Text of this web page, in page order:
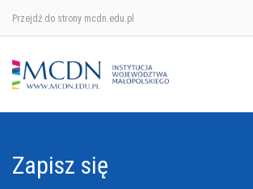
Przejdź do strony mcdn.edu.pl
Zapisz się
Ośrodek w Krakowie
Ośrodek w Nowym
Ośrodek w Tarnowie